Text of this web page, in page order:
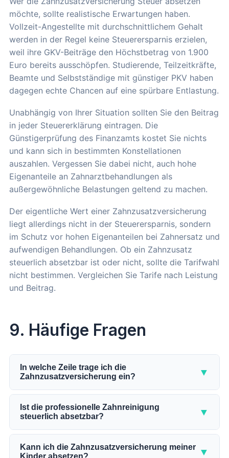
möchte, sollte realistische Erwartungen haben.
Vollzeit-Angestellte mit durchschnittlichem Gehalt
werden in der Regel keine Steuerersparnis erzielen,
weil ihre GKV-Beiträge den Höchstbetrag von 1.900
Euro bereits ausschöpfen. Studierende, Teilzeitkräfte,
Beamte und Selbstständige mit günstiger PKV haben
dagegen echte Chancen auf eine spürbare Entlastung.
Unabhängig von Ihrer Situation sollten Sie den Beitrag
in jeder Steuererklärung eintragen. Die
Günstigerprüfung des Finanzamts kostet Sie nichts
und kann sich in bestimmten Konstellationen
auszahlen. Vergessen Sie dabei nicht, auch hohe
Eigenanteile an Zahnarztbehandlungen als
außergewöhnliche Belastungen geltend zu machen.
Der eigentliche Wert einer Zahnzusatzversicherung
liegt allerdings nicht in der Steuerersparnis, sondern
im Schutz vor hohen Eigenanteilen bei Zahnersatz und
aufwendigen Behandlungen. Ob ein Zahnzusatz
steuerlich absetzbar ist oder nicht, sollte die Tarifwahl
nicht bestimmen. Vergleichen Sie Tarife nach Leistung
und Beitrag.
9. Häufige Fragen
In welche Zeile trage ich die
Zahnzusatzversicherung ein?
▼
GKV-Versicherte tragen den Jahresbeitrag in Zeile
22 der Anlage Vorsorgeaufwand ein. Privat
Versicherte nutzen Zeile 27 derselben Anlage. Die
genaue Zeile hängt also von Ihrem
Versicherungsstatus ab.
Ist die professionelle Zahnreinigung
steuerlich absetzbar?
▼
Ja, die Kosten für eine professionelle
Zahnreinigung können Sie als außergewöhnliche
Kann ich die Zahnzusatzversicherung meiner ▼